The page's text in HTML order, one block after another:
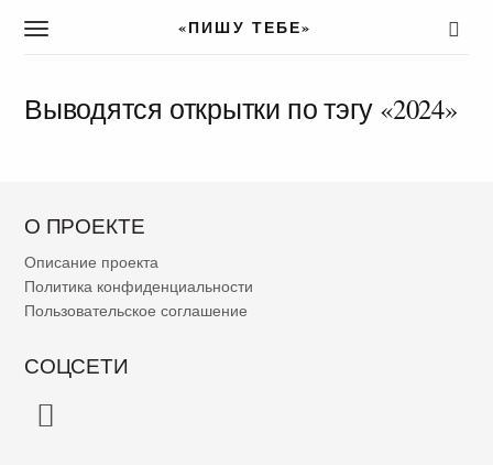
T
g
l
v
i
g
a
t
o
n
«ПИШУ ТЕБЕ»
Выводятся открытки по тэгу «2024»
О ПРОЕКТЕ
Описание проекта
Политика конфиденциальности
Пользовательское соглашение
СОЦСЕТИ